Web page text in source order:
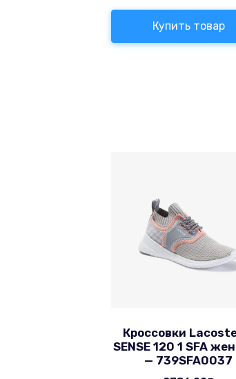
Купить товар
Кроссовки
SENSE 120 1 SFA
— 739SFA0037